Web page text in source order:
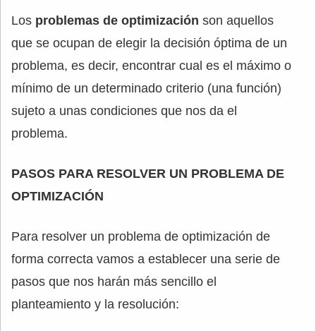
Los problemas de optimización son aquellos
que se ocupan de elegir la decisión óptima de un
problema, es decir, encontrar cual es el máximo o
mínimo de un determinado criterio (una función)
sujeto a unas condiciones que nos da el
problema.
PASOS PARA RESOLVER UN PROBLEMA DE
OPTIMIZACIÓN
Para resolver un problema de optimización de
forma correcta vamos a establecer una serie de
pasos que nos harán más sencillo el
planteamiento y la resolución: